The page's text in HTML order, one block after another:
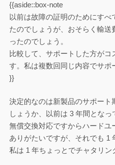
{{aside::box-note
以前は故障の証明のためにす
たのでしょうが、おそらく輸
ったのでしょう。
比較して、サポートした方がコ
す。私は複数回同じ内容でサポ
}}
決定的なのは新製品のサポート
しょうか、以前は 3 年間となっ
無償交換対応ですからハードユ
ありがたいですが、それでも 1
私は 1 年ちょっとでチャタリン